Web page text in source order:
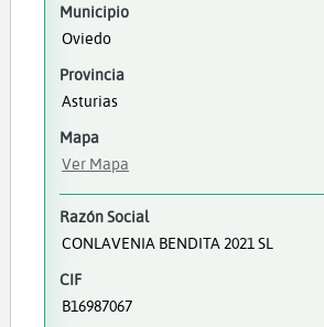
Municipio
Oviedo
Provincia
Asturias
Mapa
Ver Mapa
Razón Social
CONLAVENIA BENDITA 2021 SL
CIF
B16987067